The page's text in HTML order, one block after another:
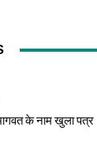
के नाम खुला पत्र